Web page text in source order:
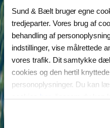
Sund & Bælt bruger egne
tredjeparter. Vores brug af
behandling af
indstillinger, vise målrettede
vores trafik. Dit samtykke
cookies og den hertil
personoplysninger. Du kan
tilbagekalde dit samtykke